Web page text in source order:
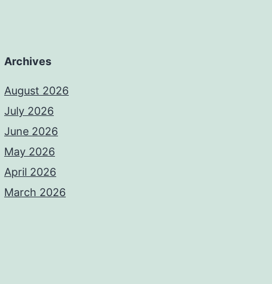
Archives
August 2026
July 2026
June 2026
May 2026
April 2026
March 2026